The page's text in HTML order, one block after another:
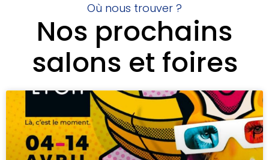
Où nous trouver ?
Nos prochains
salons et foires